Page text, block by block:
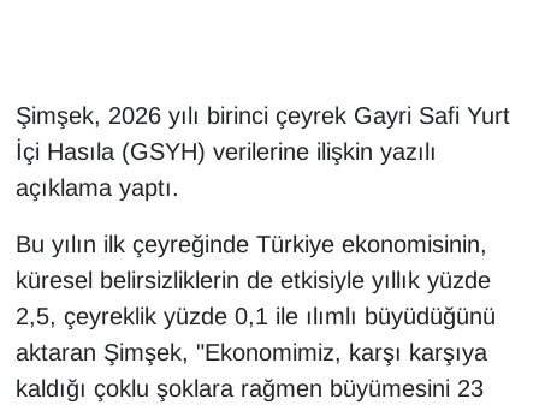
Şimşek, 2026 yılı birinci çeyrek Gayri Safi Yurt
İçi Hasıla (GSYH) verilerine ilişkin yazılı
açıklama yaptı.
Bu yılın ilk çeyreğinde Türkiye ekonomisinin,
küresel belirsizliklerin de etkisiyle yıllık yüzde
2,5, çeyreklik yüzde 0,1 ile ılımlı büyüdüğünü
aktaran Şimşek, "Ekonomimiz, karşı karşıya
kaldığı çoklu şoklara rağmen büyümesini 23
Kamu Alımları
Kim Kimdir?
Kültür & Sanat
KURDÎ
MAGAZİN